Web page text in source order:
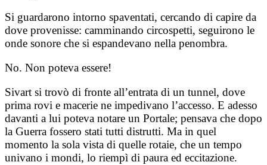
Si guardarono intorno spaventati, cercando di capire da
dove provenisse: camminando circospetti, seguirono le
onde sonore che si espandevano nella penombra.
No. Non poteva essere!
Sivart si trovò di fronte all’entrata di un tunnel, dove
prima rovi e macerie ne impedivano l’accesso. E adesso
davanti a lui poteva notare un Portale; pensava che dopo
la Guerra fossero stati tutti distrutti. Ma in quel
momento la sola vista di quelle rotaie, che un tempo
univano i mondi, lo riempì di paura ed eccitazione.